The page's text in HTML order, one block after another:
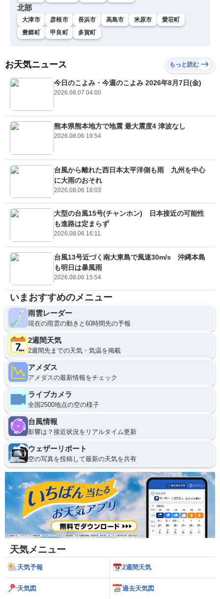
北部
大津市 彦根市 長浜市 高島市 米原市
愛荘町
豊郷町
甲良町 多賀町
お天気ニュース もっと読む
今日のこよみ・今週のこよみ 2026年8月7日(金)
2026.08.07 04:00
熊本県熊本地方で地震 最大震度4 津波なし
2026.08.06 19:54
台風から離れた西日本太平洋側も雨 九州を中心
に大雨のおそれ
2026.08.06 18:03
大型の台風15号(チャンホン) 日本接近の可能性
も進路は定まらず
2026.08.06 16:11
台風13号近づく南大東島で風速30m/s 沖縄本島
も明日は暴風雨
2026.08.06 15:54
いまおすすめのメニュー
雨雲レーダー
現在の雨雲の動きと60時間先の予報
2週間天気
2週間先までの天気・気温を掲載
アメダス
アメダスの最新情報をチェック
ライブカメラ
全国2500地点の空の様子
台風情報
影響は？接近状況をリアルタイム更新
ウェザーリポート
空の写真を投稿して最新の天気を共有
天気メニュー
天気予報 2週間天気
天気図 過去天気図